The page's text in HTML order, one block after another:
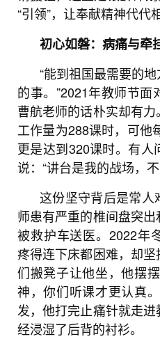
“引领”，让奉献精神代代
初心如磐：病痛与牵
“能到祖国最需要的
的事。”2021年教师节面
曹航老师的话朴实却有
工作量为288课时，可他
更是达到320课时。有
说：“讲台是我的战场，
这份坚守背后是常人
师患有严重的椎间盘突
被救护车送医。2022年
疼得连下床都困难，却
们搬凳子让他坐，他摆
神，你们听课才更认真
发，他打完止痛针就走
经浸湿了后背的衬衫。